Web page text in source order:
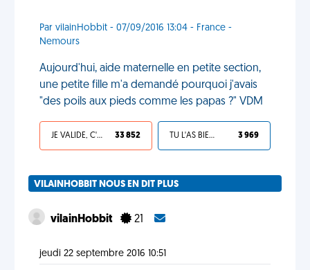
Par vilainHobbit - 07/09/2016 13:04 - France -
Nemours
Aujourd'hui, aide maternelle en petite section,
une petite fille m'a demandé pourquoi j'avais
"des poils aux pieds comme les papas ?" VDM
JE VALIDE, C'EST UNE VDM 33 852 TU L'AS BIEN MÉRITÉ 3 969
VILAINHOBBIT NOUS EN DIT PLUS
vilainHobbit 21
jeudi 22 septembre 2016 10:51